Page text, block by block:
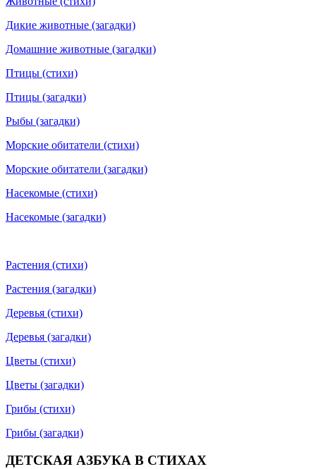
Дикие животные (загадки)
Домашние животные (загадки)
Птицы (стихи)
Птицы (загадки)
Рыбы (загадки)
Морские обитатели (стихи)
Морские обитатели (загадки)
Насекомые (стихи)
Насекомые (загадки)
Растения (стихи)
Растения (загадки)
Деревья (стихи)
Деревья (загадки)
Цветы (стихи)
Цветы (загадки)
Грибы (стихи)
Грибы (загадки)
ДЕТСКАЯ АЗБУКА В СТИХАХ